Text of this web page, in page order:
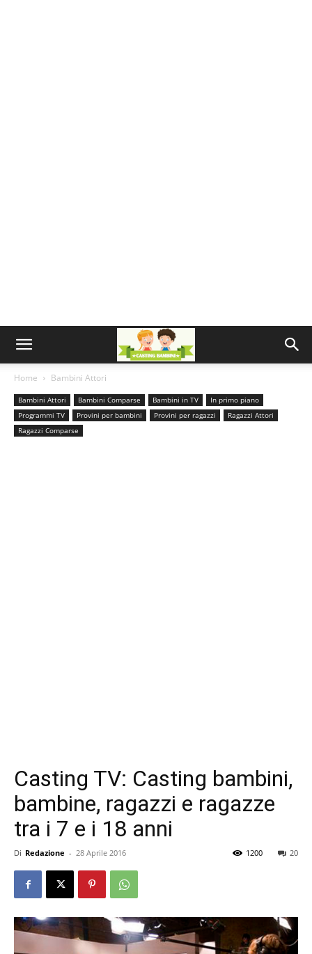
Home Bambini Attori
Bambini Attori Bambini Comparse Bambini in TV
In primo piano
Programmi TV
Provini per bambini Provini per ragazzi
Ragazzi Attori
Ragazzi Comparse
Casting TV: Casting bambini,
bambine, ragazzi e ragazze
tra i 7 e i 18 anni
Di Redazione - 28 Aprile 2016 20
1200